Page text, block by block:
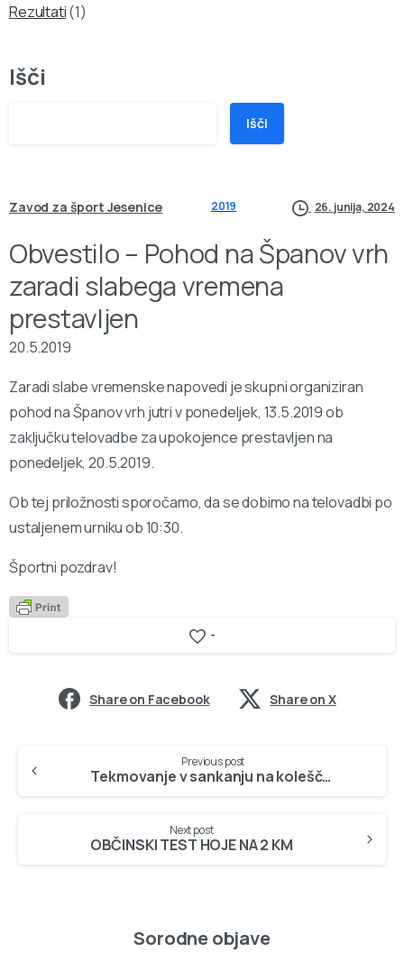
Rezultati(1)
Išči
Išči
Zavod za šport Jesenice 2019 26. junija, 2024
Obvestilo – Pohod na Španov vrh
zaradi slabega vremena
prestavljen
20.5.2019
Zaradi slabe vremenske napovedi je skupni organiziran
pohod na Španov vrh jutri v ponedeljek, 13.5.2019 ob
zaključku telovadbe za upokojence prestavljen na
ponedeljek, 20.5.2019.
Ob tej priložnosti sporočamo, da se dobimo na telovadbi po
ustaljenem urniku ob 10:30.
Športni pozdrav!
-
Share on Facebook Share on X
Reading
Previous post
Tekmovanje v sankanju na koleščkih
Next post
OBČINSKI TEST HOJE NA 2 KM
Sorodne objave